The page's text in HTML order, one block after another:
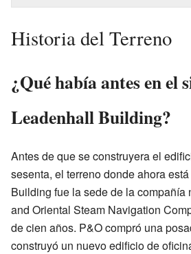
Historia del Terreno
¿Qué había antes en el
Leadenhall Building?
Antes de que se construyera el
sesenta, el terreno donde ahora
Building fue la sede de la compañía
and Oriental Steam Navigation
de cien años. P&O compró una
construyó un nuevo edificio de